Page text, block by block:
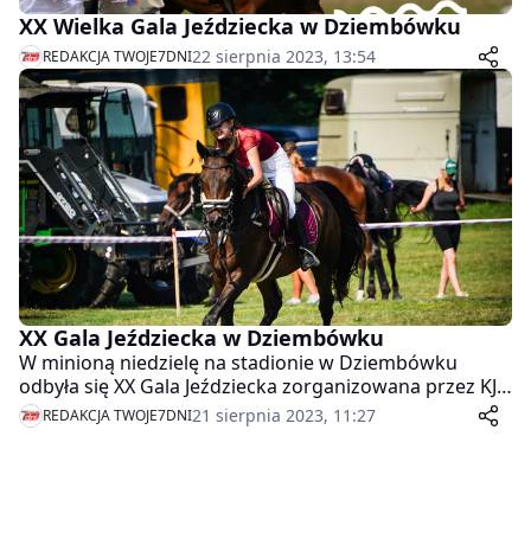
XX Wielka Gala Jeździecka w Dziembówku
REDAKCJA TWOJE7DNI22 sierpnia 2023, 13:54
XX Gala Jeździecka w Dziembówku
W minioną niedzielę na stadionie w Dziembówku
odbyła się XX Gala Jeździecka zorganizowana przez KJ
Profil Piła oraz Miasto i Gminę Kaczory. Na
miejscowym stadionie zgromadziło się wielu
REDAKCJA TWOJE7DNI21 sierpnia 2023, 11:27